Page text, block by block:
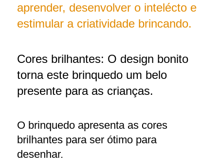
aprender, desenvolver o intelécto e
estimular a criatividade brincando.
Cores brilhantes: O design bonito
torna este brinquedo um belo
presente para as crianças.
O brinquedo apresenta as cores
brilhantes para ser ótimo para
desenhar.